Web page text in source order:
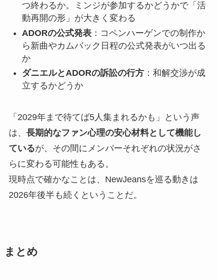
つ終わるか。ミンジが参加するかどうかで「活
動再開の形」が大きく変わる
ADORの公式発表：コペンハーゲンでの制作か
ら新曲やカムバック日程の公式発表がいつ出る
か
ダニエルとADORの訴訟の行方：和解交渉が成
立するかどうか
「2029年まで待てば5人集まれるかも」という声
は、 長期的なファン心理の安心材料として機能し
ているが、その間にメンバーそれぞれの状況がさ
らに変わる可能性もある。
現時点で確かなことは、NewJeansを巡る動きは
2026年後半も続くということだ。
まとめ